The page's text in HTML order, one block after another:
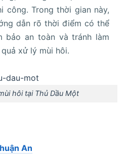
công. Trong thời gian này,
dẫn rõ thời điểm có thể
bảo an toàn và tránh làm
xử lý mùi hôi.
hôi tại Thủ Dầu Một
An